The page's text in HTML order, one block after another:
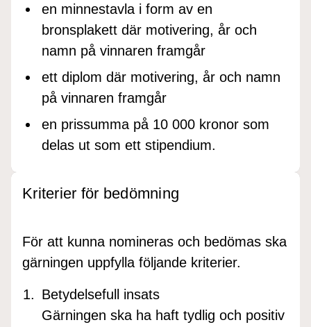
en minnestavla i form av en
bronsplakett där motivering, år och
namn på vinnaren framgår
ett diplom där motivering, år och namn
på vinnaren framgår
en prissumma på 10 000 kronor som
delas ut som ett stipendium.
Kriterier för bedömning
För att kunna nomineras och bedömas ska
gärningen uppfylla följande kriterier.
Betydelsefull insats
Gärningen ska ha haft tydlig och positiv